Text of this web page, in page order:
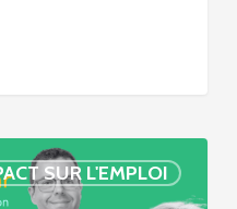
SUR L'EMPLOI